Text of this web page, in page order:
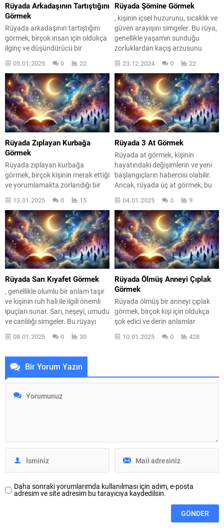
Rüyada Arkadaşının Tartıştığını
Görmek
Rüyada arkadaşının tartıştığını
görmek, birçok insan için oldukça
ilginç ve düşündürücü bir
deneyimdir. Bu tür rüyalar,
genellikle kişinin içsel
çatışmalarını ve sosyal
çevresindeki dinamikleri yansıtır.
Rüyaların derin anlamlarını
keşfederken, bu tür bir rüyanın
arka planında yatan psikolojik
faktörleri anlamak önemlidir.
Rüyada tartışma görmek, çoğu
zaman kişinin kendi duygusal
durumunu sorgulamasına...
05.01.2025 0 22
Rüyada Şömine Görmek
, kişinin içsel huzurunu, sıcaklık ve
güven arayışını simgeler. Bu rüya,
genellikle yaşamın sunduğu
zorluklardan kaçış arzusunu
yansıtır. Şömine, ateşin ve
sıcaklığın sembolü olarak, aynı
zamanda kişinin ruhsal
durumunu ve duygusal
ihtiyaçlarını da ifade eder. Rüyada
şömine görmek, aile bağlarının
güçlendiği, sevdiklerimizle
geçirilen zamanın değerinin
anlaşıldığı bir döneme işaret
edebilir....
23.12.2024 0 22
Rüyada Zıplayan Kurbağa
Görmek
Rüyada zıplayan kurbağa
görmek, birçok kişinin merak ettiği
ve yorumlamakta zorlandığı bir
rüya türüdür. Bu rüyalar, genellikle
yaşamın getirdiği ani değişimlerin
ve dönüşümlerin bir yansıması
olarak kabul edilir. Kurbağalar,
doğada geçirdikleri evreler ile
bilinirler; yumurta, larva ve
yetişkinlik dönemleri. İşte bu
dönüşüm, rüyalardaki zıplayan
kurbağalar için de geçerlidir.
Zıplayan bir...
12.01.2025 0 15
Rüyada 3 At Görmek
Rüyada at görmek, kişinin
hayatındaki değişimlerin ve yeni
başlangıçların habercisi olabilir.
Ancak, rüyada üç at görmek, bu
durumu daha da derinleştirir. Üç
at, yalnızca bir değişim değil, aynı
zamanda fırsatların, seçimlerin ve
kararların simgesidir. Hayatınızda
önemli bir dönüm noktasında
olduğunuzu hissediyorsanız, bu
rüya size bazı mesajlar iletiyor
olabilir. Rüyalar, bilinçaltımızın...
04.01.2025 0 9
Rüyada Sarı Kıyafet Görmek
, genellikle olumlu bir anlam taşır
ve kişinin ruh hali ile ilgili önemli
ipuçları sunar. Sarı, neşeyi, umudu
ve canlılığı simgeler. Bu rüyayı
gören birey, içsel mutluluğunu ve
pozitif düşüncelerini yansıtıyor
yansımasıdır ve sarı kıyafetler,
kişinin kendine güvenini ve sosyal
ilişkilerini nasıl etkilediğini gözler
önüne serer....
08.01.2025 0 30
Rüyada Ölmüş Anneyi Çıplak
Görmek
Rüyada ölmüş bir anneyi çıplak
görmek, birçok kişi için oldukça
şok edici ve derin anlamlar
taşıyan bir deneyimdir. Bu tür
rüyalar, genellikle kişinin ruh hali,
10.01.2025 0 428
Bir Yorum Yazın
Daha sonraki yorumlarımda kullanılması için adım, e-posta
adresim ve site adresim bu tarayıcıya kaydedilsin.